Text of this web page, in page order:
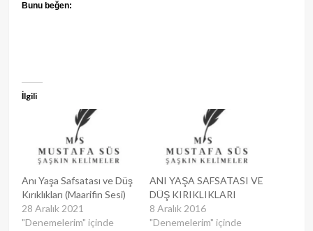
Bunu beğen:
İlgili
Anı Yaşa Safsatası ve Düş
Kırıklıkları (Maarifin Sesi)
28 Aralık 2021
"Denemelerim" içinde
ANI YAŞA SAFSATASI VE
DÜŞ KIRIKLIKLARI
8 Aralık 2016
"Denemelerim" içinde